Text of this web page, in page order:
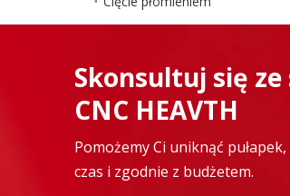
Skonsultuj się
CNC HEAVTH
Pomożemy Ci uniknąć
czas i zgodnie z budżetem.